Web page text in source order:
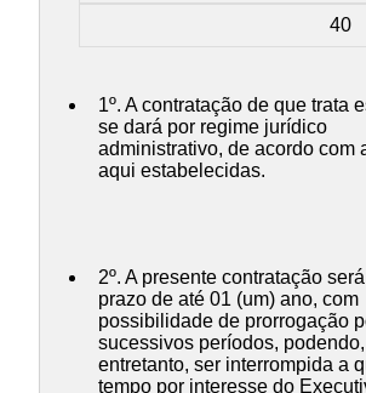
40
1º. A contratação de que trata
se dará por regime jurídico
administrativo, de acordo com
aqui estabelecidas.
2º. A presente contratação
prazo de até 01 (um) ano, com
possibilidade de prorrogação
sucessivos períodos, podendo,
entretanto, ser interrompida a
tempo por interesse do